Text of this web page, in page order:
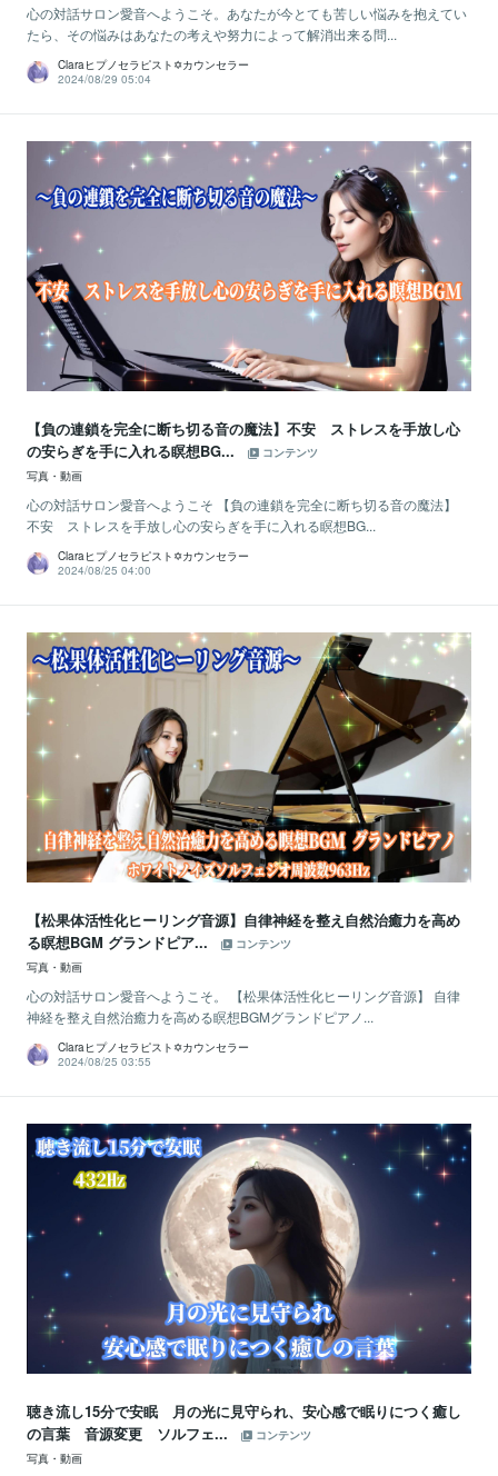
心の対話サロン愛音へようこそ。あなたが今とても苦しい悩みを抱えてい
たら、その悩みはあなたの考えや努力によって解消出来る問...
Claraヒプノセラピスト✡カウンセラー
2024/08/29 05:04
【負の連鎖を完全に断ち切る音の魔法】不安 ストレスを手放し心
の安らぎを手に入れる瞑想BG...
コンテンツ
写真・動画
心の対話サロン愛音へようこそ 【負の連鎖を完全に断ち切る音の魔法】
不安 ストレスを手放し心の安らぎを手に入れる瞑想BG...
Claraヒプノセラピスト✡カウンセラー
2024/08/25 04:00
【松果体活性化ヒーリング音源】自律神経を整え自然治癒力を高め
る瞑想BGM グランドピア...
コンテンツ
写真・動画
心の対話サロン愛音へようこそ。 【松果体活性化ヒーリング音源】 自律
神経を整え自然治癒力を高める瞑想BGMグランドピアノ...
Claraヒプノセラピスト✡カウンセラー
2024/08/25 03:55
聴き流し15分で安眠 月の光に見守られ、安心感で眠りにつく癒し
の言葉 音源変更 ソルフェ...
コンテンツ
写真・動画